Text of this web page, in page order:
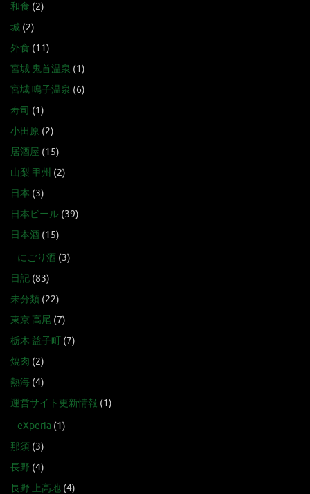
和食 (2)
城 (2)
外食 (11)
宮城 鬼首温泉 (1)
宮城 鳴子温泉 (6)
寿司 (1)
小田原 (2)
居酒屋 (15)
山梨 甲州 (2)
日本 (3)
日本ビール (39)
日本酒 (15)
にごり酒 (3)
日記 (83)
未分類 (22)
東京 高尾 (7)
栃木 益子町 (7)
焼肉 (2)
熱海 (4)
運営サイト更新情報 (1)
eXperia (1)
那須 (3)
長野 (4)
長野 上高地 (4)